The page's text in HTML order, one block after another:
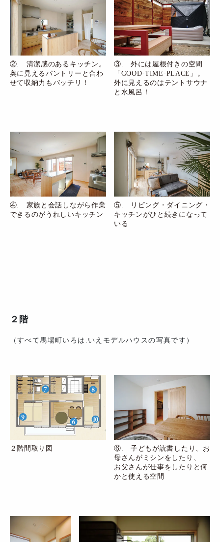
②. 清潔感のあるキッチン。
奥に見えるパントリーと合わ
せて収納力もバッチリ！
③. 外には屋根付きの空間
「GOOD-TIME-PLACE」。
外に見えるのはテントサウナ
と水風呂！
④. 家族と会話しながら作業
できるのがうれしいキッチン
⑤. リビング・ダイニング・
キッチンがひと続きになって
いる
２階
（すべて馬場町いろは.いえモデルハウスの写真です）
２階間取り図
⑥. 子どもが読書したり、お
母さんがミシンをしたり、
お父さんが仕事をしたりと何
かと使える空間